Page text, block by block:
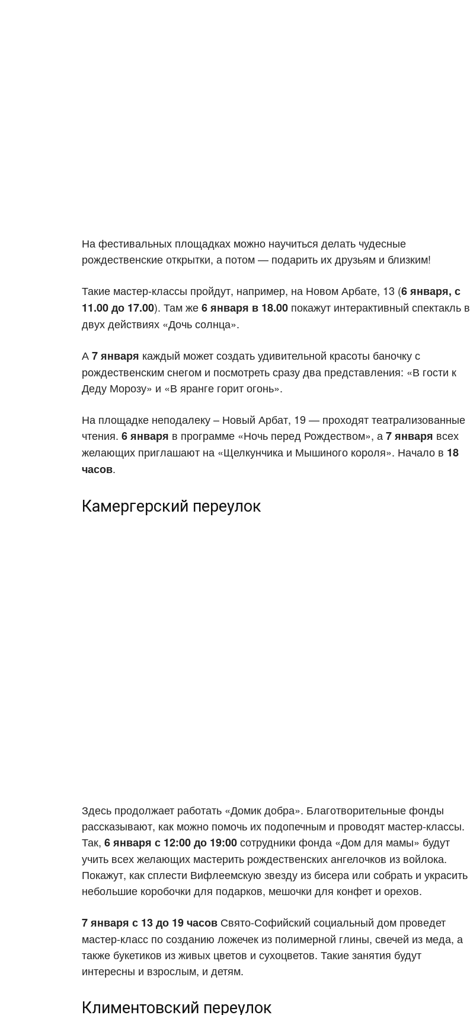
На фестивальных площадках можно научиться делать чудесные
рождественские открытки, а потом — подарить их друзьям и близким!
Такие мастер-классы пройдут, например, на Новом Арбате, 13 (6 января, с
11.00 до 17.00). Там же6 января в 18.00 покажут интерактивный спектакль в
двух действиях «Дочь солнца».
А7 января каждый может создать удивительной красоты баночку с
рождественским снегом и посмотреть сразу два представления: «В гости к
Деду Морозу» и «В яранге горит огонь».
На площадке неподалеку – Новый Арбат, 19 — проходят театрализованные
чтения. 6 января в программе «Ночь перед Рождеством», а7 января всех
желающих приглашают на «Щелкунчика и Мышиного короля». Начало в 18
часов.
Камергерский переулок
Здесь продолжает работать «Домик добра». Благотворительные фонды
рассказывают, как можно помочь их подопечным и проводят мастер-классы.
Так, 6 января с 12:00 до 19:00сотрудники фонда «Дом для мамы» будут
учить всех желающих мастерить рождественских ангелочков из войлока.
Покажут, как сплести Вифлеемскую звезду из бисера или собрать и украсить
небольшие коробочки для подарков, мешочки для конфет и орехов.
7 января с 13 до 19 часов Свято-Софийский социальный дом проведет
мастер-класс по созданию ложечек из полимерной глины, свечей из меда, а
также букетиков из живых цветов и сухоцветов. Такие занятия будут
интересны и взрослым, и детям.
Климентовский переулок